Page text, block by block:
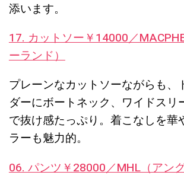
添います。
17. カットソー￥14000／
ーランド）
プレーンなカットソーながらも、
ダーにボートネック、ワイドスリ
で抜け感たっぷり。着こなしを華
ラーも魅力的。
06. パンツ￥28000／MHL（アン